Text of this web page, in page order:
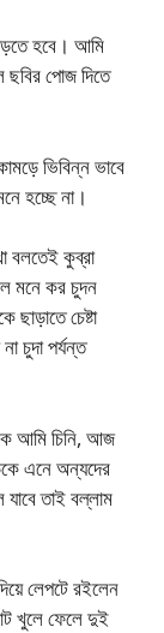
হবে। আমি
ছবির পোজ দিতে
ভিবিন্ন ভাবে
হচ্ছে না।
বলতেই কুব্রা
মনে কর চুদন
চেষ্টা
চুদা পর্যন্ত
আমি চিনি, আজ
এনে অন্যদের
যাবে তাই বল্লাম
লেপটে রইলেন
খুলে ফেলে দুই